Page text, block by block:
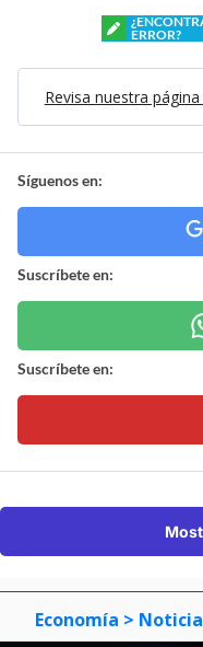
ERROR?
Revisa nuestra
Síguenos en:
Suscríbete en:
Suscríbete en:
Economía > Noticia